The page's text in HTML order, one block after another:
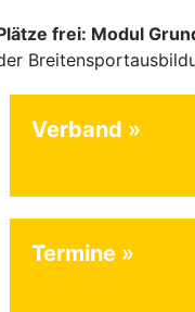
frei: Modul
Verband
Termine